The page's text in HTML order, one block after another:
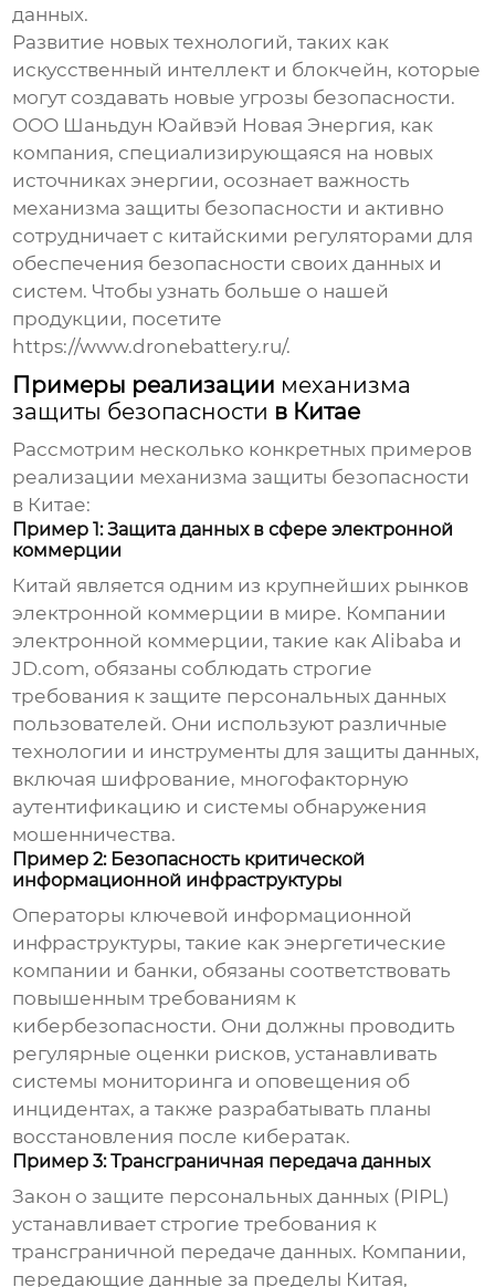
данных.
Развитие новых технологий, таких как
искусственный интеллект и блокчейн, которые
могут создавать новые угрозы безопасности.
ООО Шаньдун Юайвэй Новая Энергия, как
компания, специализирующаяся на новых
источниках энергии, осознает важность
механизма защиты безопасности и активно
сотрудничает с китайскими регуляторами для
обеспечения безопасности своих данных и
систем. Чтобы узнать больше о нашей
продукции, посетите
https://www.dronebattery.ru/.
Примеры реализации механизма
защиты безопасности в Китае
Рассмотрим несколько конкретных примеров
реализации механизма защиты безопасности
в Китае:
Пример 1: Защита данных в сфере электронной
коммерции
Китай является одним из крупнейших рынков
электронной коммерции в мире. Компании
электронной коммерции, такие как Alibaba и
JD.com, обязаны соблюдать строгие
требования к защите персональных данных
пользователей. Они используют различные
технологии и инструменты для защиты данных,
включая шифрование, многофакторную
аутентификацию и системы обнаружения
мошенничества.
Пример 2: Безопасность критической
информационной инфраструктуры
Операторы ключевой информационной
инфраструктуры, такие как энергетические
компании и банки, обязаны соответствовать
повышенным требованиям к
кибербезопасности. Они должны проводить
регулярные оценки рисков, устанавливать
системы мониторинга и оповещения об
инцидентах, а также разрабатывать планы
восстановления после кибератак.
Пример 3: Трансграничная передача данных
Закон о защите персональных данных (PIPL)
устанавливает строгие требования к
трансграничной передаче данных. Компании,
передающие данные за пределы Китая,